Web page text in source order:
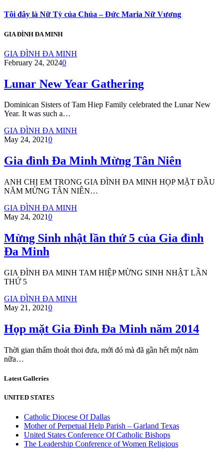
Tôi đây là Nữ Tỳ của Chúa – Đức Maria Nữ Vương
GIA ĐÌNH ĐA MINH
GIA ĐÌNH ĐA MINH
February 24, 20240
Lunar New Year Gathering
Dominican Sisters of Tam Hiep Family celebrated the Lunar New
Year. It was such a…
GIA ĐÌNH ĐA MINH
May 24, 20210
Gia đình Đa Minh Mừng Tân Niên
ANH CHỊ EM TRONG GIA ĐÌNH ĐA MINH HỌP MẶT ĐẦU
NĂM MỪNG TÂN NIÊN…
GIA ĐÌNH ĐA MINH
May 24, 20210
Mừng Sinh nhật lần thứ 5 của Gia đình
Đa Minh
GIA ĐÌNH ĐA MINH TAM HIỆP MỪNG SINH NHẬT LẦN
THỨ 5
GIA ĐÌNH ĐA MINH
May 21, 20210
Họp mặt Gia Đình Đa Minh năm 2014
Thời gian thấm thoát thoi đưa, mới đó mà đã gần hết một năm
nữa…
Latest Galleries
UNITED STATES
Catholic Diocese Of Dallas
Mother of Perpetual Help Parish – Garland Texas
United States Conference Of Catholic Bishops
The Leadership Conference of Women Religious